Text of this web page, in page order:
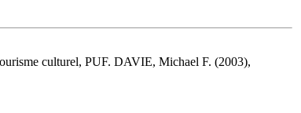
culturel, PUF. DAVIE, Michael F. (2003),